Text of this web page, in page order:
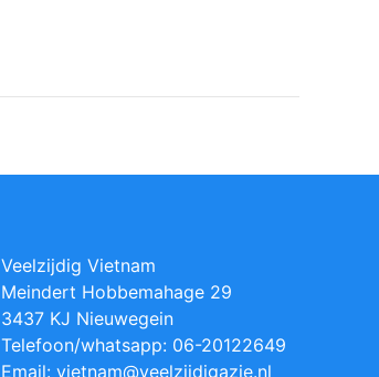
Veelzijdig Vietnam
Meindert Hobbemahage 29
3437 KJ Nieuwegein
Telefoon/whatsapp: 06-20122649
Email: vietnam@veelzijdigazie.nl